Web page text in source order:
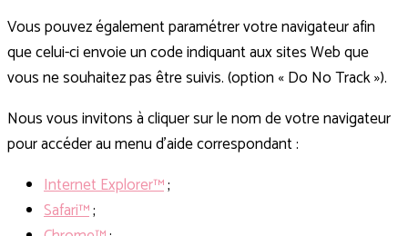
Vous pouvez également paramétrer votre navigateur afin
que celui-ci envoie un code indiquant aux sites Web que
vous ne souhaitez pas être suivis. (option « Do No Track »).
Nous vous invitons à cliquer sur le nom de votre navigateur
pour accéder au menu d’aide correspondant :
Internet Explorer™;
Safari™;